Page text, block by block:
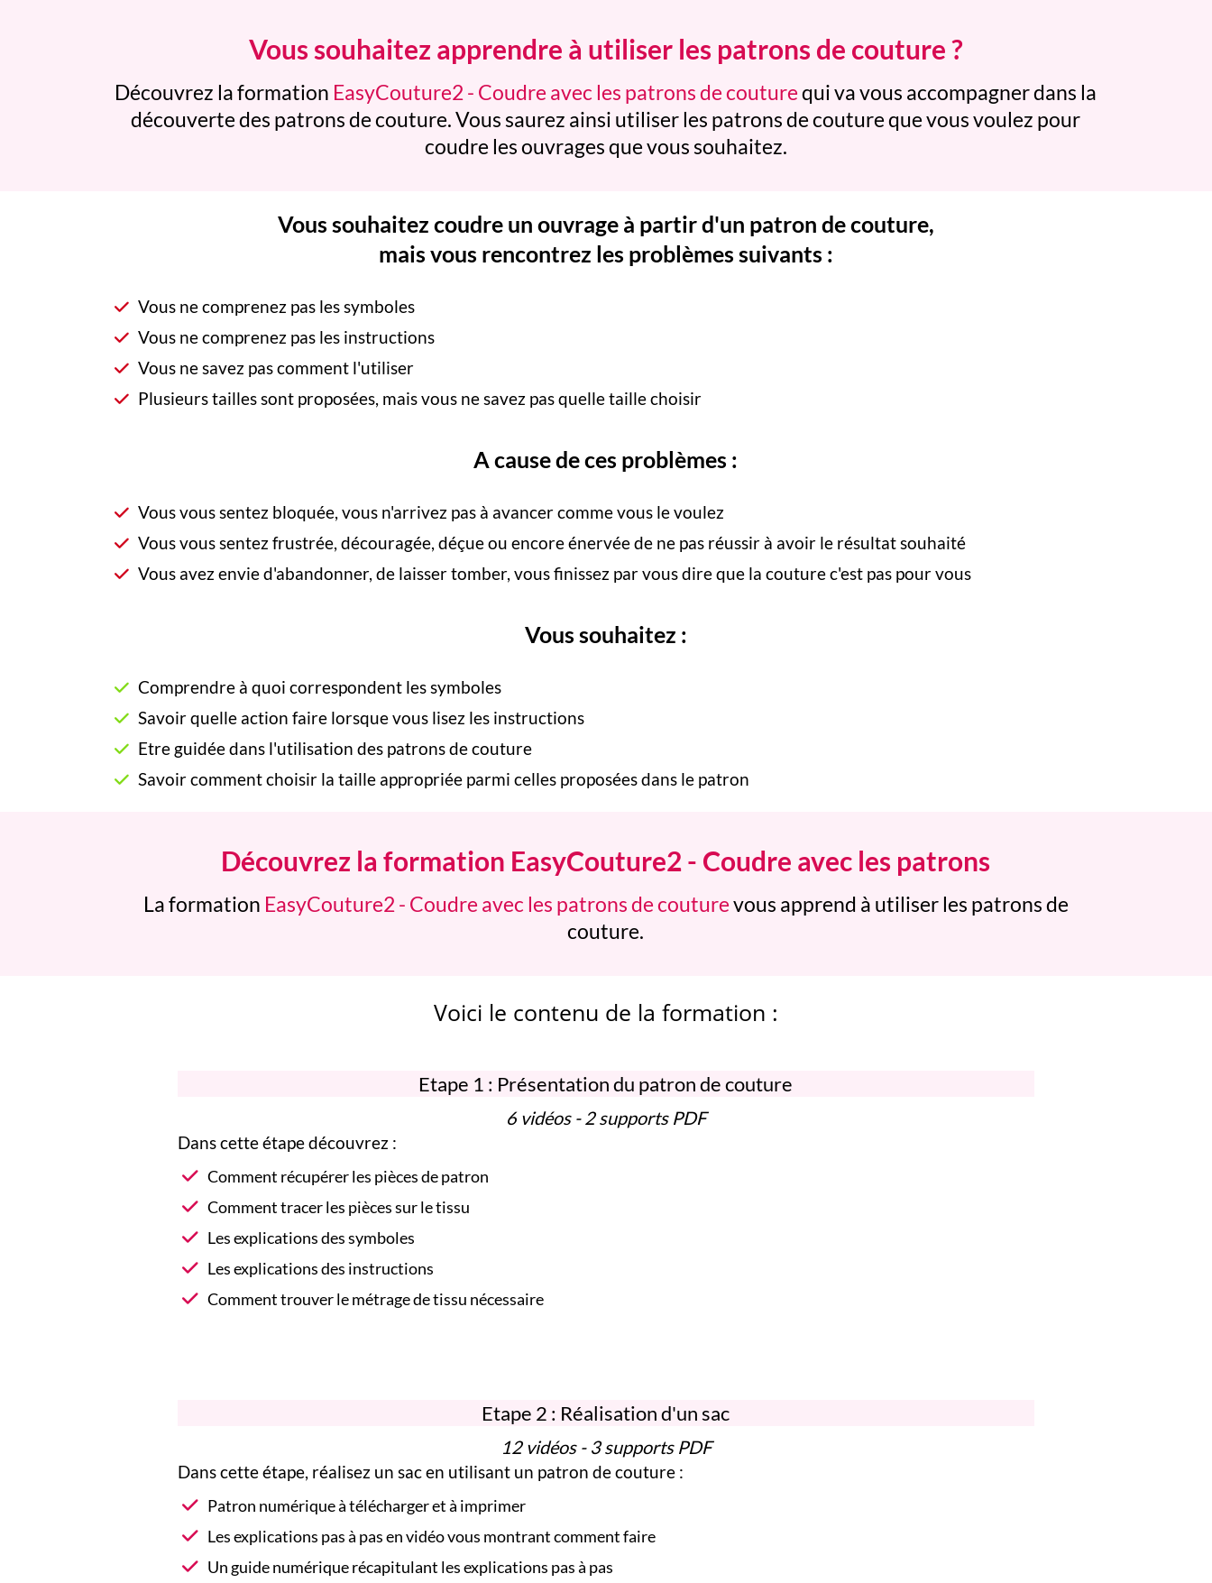
Vous souhaitez apprendre à utiliser les patrons de couture ?
Découvrez la formation EasyCouture2 - Coudre avec les patrons de couturequi va vous accompagner dans la
découverte des patrons de couture. Vous saurez ainsi utiliser les patrons de couture que vous voulez pour
coudre les ouvrages que vous souhaitez.
Vous souhaitez coudre un ouvrage à partir d'un patron de couture,
mais vous rencontrez les problèmes suivants :
Vous ne comprenez pas les symboles
Vous ne comprenez pas les instructions
Vous ne savez pas comment l'utiliser
Plusieurs tailles sont proposées, mais vous ne savez pas quelle taille choisir
A cause de ces problèmes :
Vous vous sentez bloquée, vous n'arrivez pas à avancer comme vous le voulez
Vous vous sentez frustrée, découragée, déçue ou encore énervée de ne pas réussir à avoir le résultat souhaité
Vous avez envie d'abandonner, de laisser tomber, vous finissez par vous dire que la couture c'est pas pour vous
Vous souhaitez :
Comprendre à quoi correspondent les symboles
Savoir quelle action faire lorsque vous lisez les instructions
Etre guidée dans l'utilisation des patrons de couture
Savoir comment choisir la taille appropriée parmi celles proposées dans le patron
Découvrez la formation EasyCouture2 - Coudre avec les patrons
La formation EasyCouture2 - Coudre avec les patrons de couturevous apprend à utiliser les patrons de
couture.
Voici le contenu de la formation :
Etape 1 : Présentation du patron de couture
6 vidéos - 2 supports PDF
Dans cette étape découvrez :
Comment récupérer les pièces de patron
Comment tracer les pièces sur le tissu
Les explications des symboles
Les explications des instructions
Comment trouver le métrage de tissu nécessaire
Etape 2 : Réalisation d'un sac
12 vidéos - 3 supports PDF
Dans cette étape, réalisez un sac en utilisant un patron de couture :
Patron numérique à télécharger et à imprimer
Les explications pas à pas en vidéo vous montrant comment faire
Un guide numérique récapitulant les explications pas à pas